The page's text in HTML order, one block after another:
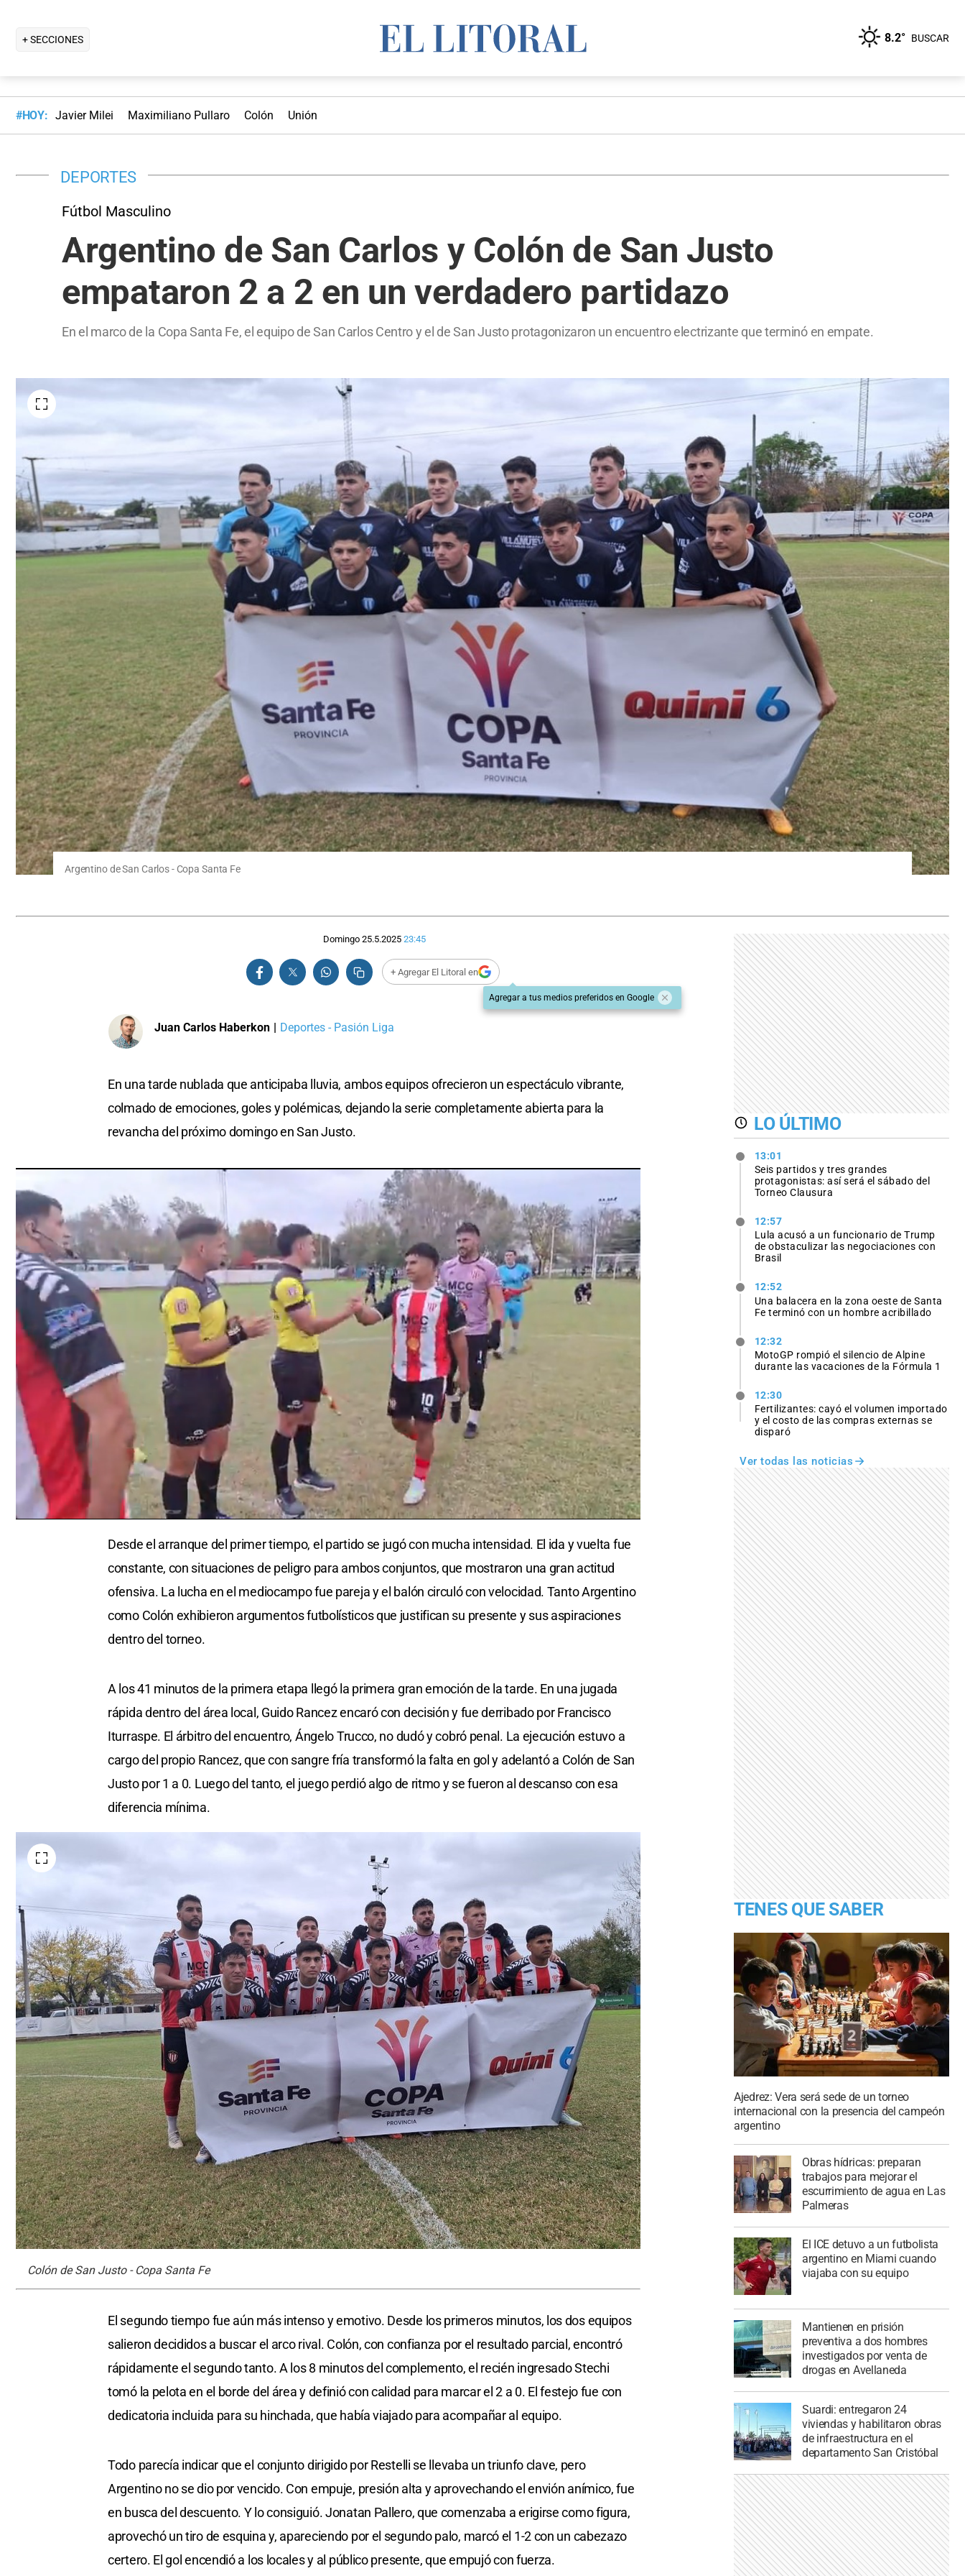
+ SECCIONES 8.2° BUSCAR
#HOY: Javier Milei Maximiliano Pullaro Colón Unión
DEPORTES
Fútbol Masculino
Argentino de San Carlos y Colón de San Justo
empataron 2 a 2 en un verdadero partidazo
En el marco de la Copa Santa Fe, el equipo de San Carlos Centro y el de San Justo protagonizaron un encuentro electrizante que terminó en empate.
Argentino de San Carlos - Copa Santa Fe
Domingo 25.5.2025 23:45
+ Agregar El Litoral en
Agregar a tus medios preferidos en Google
Juan Carlos Haberkon | Deportes - Pasión Liga
En una tarde nublada que anticipaba lluvia, ambos equipos ofrecieron un espectáculo vibrante,
colmado de emociones, goles y polémicas, dejando la serie completamente abierta para la
revancha del próximo domingo en San Justo.
Desde el arranque del primer tiempo, el partido se jugó con mucha intensidad. El ida y vuelta fue
constante, con situaciones de peligro para ambos conjuntos, que mostraron una gran actitud
ofensiva. La lucha en el mediocampo fue pareja y el balón circuló con velocidad. Tanto Argentino
como Colón exhibieron argumentos futbolísticos que justifican su presente y sus aspiraciones
dentro del torneo.
A los 41 minutos de la primera etapa llegó la primera gran emoción de la tarde. En una jugada
rápida dentro del área local, Guido Rancez encaró con decisión y fue derribado por Francisco
Iturraspe. El árbitro del encuentro, Ángelo Trucco, no dudó y cobró penal. La ejecución estuvo a
cargo del propio Rancez, que con sangre fría transformó la falta en gol y adelantó a Colón de San
Justo por 1 a 0. Luego del tanto, el juego perdió algo de ritmo y se fueron al descanso con esa
diferencia mínima.
Colón de San Justo - Copa Santa Fe
El segundo tiempo fue aún más intenso y emotivo. Desde los primeros minutos, los dos equipos
salieron decididos a buscar el arco rival. Colón, con confianza por el resultado parcial, encontró
rápidamente el segundo tanto. A los 8 minutos del complemento, el recién ingresado Stechi
tomó la pelota en el borde del área y definió con calidad para marcar el 2 a 0. El festejo fue con
dedicatoria incluida para su hinchada, que había viajado para acompañar al equipo.
Todo parecía indicar que el conjunto dirigido por Restelli se llevaba un triunfo clave, pero
Argentino no se dio por vencido. Con empuje, presión alta y aprovechando el envión anímico, fue
en busca del descuento. Y lo consiguió. Jonatan Pallero, que comenzaba a erigirse como figura,
aprovechó un tiro de esquina y, apareciendo por el segundo palo, marcó el 1-2 con un cabezazo
certero. El gol encendió a los locales y al público presente, que empujó con fuerza.
LO ÚLTIMO
13:01
Seis partidos y tres grandes
protagonistas: así será el sábado del
Torneo Clausura
12:57
Lula acusó a un funcionario de Trump
de obstaculizar las negociaciones con
Brasil
12:52
Una balacera en la zona oeste de Santa
Fe terminó con un hombre acribillado
12:32
MotoGP rompió el silencio de Alpine
durante las vacaciones de la Fórmula 1
12:30
Fertilizantes: cayó el volumen importado
y el costo de las compras externas se
disparó
Ver todas las noticias
TENES QUE SABER
Ajedrez: Vera será sede de un torneo
internacional con la presencia del campeón
argentino
Obras hídricas: preparan
trabajos para mejorar el
escurrimiento de agua en Las
Palmeras
El ICE detuvo a un futbolista
argentino en Miami cuando
viajaba con su equipo
Mantienen en prisión
preventiva a dos hombres
investigados por venta de
drogas en Avellaneda
Suardi: entregaron 24
viviendas y habilitaron obras
de infraestructura en el
departamento San Cristóbal